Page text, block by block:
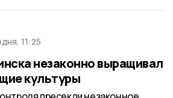
11:25
незаконно выращивал
культуры